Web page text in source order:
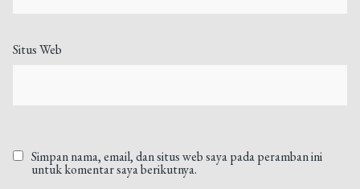
Situs Web
Simpan nama, email, dan situs web saya pada peramban ini
untuk komentar saya berikutnya.